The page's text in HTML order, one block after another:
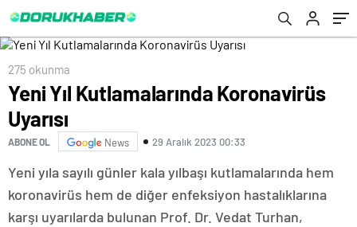
275 okunma
Yeni Yıl Kutlamalarında Koronavirüs
Uyarısı
ABONE OL News 29 Aralık 2023 00:33
Yeni yıla sayılı günler kala yılbaşı kutlamalarında hem
koronavirüs hem de diğer enfeksiyon hastalıklarına
karşı uyarılarda bulunan Prof. Dr. Vedat Turhan,